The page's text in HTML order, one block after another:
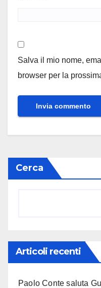
Salva il mio nome,
browser per la
Cerca
Articoli recenti
Paolo Conte saluta